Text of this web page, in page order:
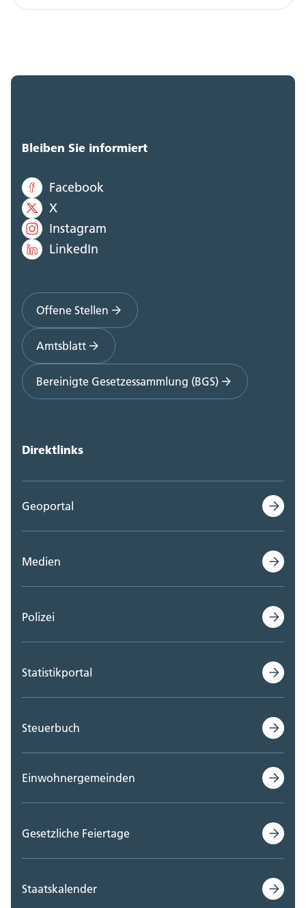
Bleiben Sie informiert
Facebook
X
Instagram
LinkedIn
Offene Stellen
Amtsblatt
Bereinigte Gesetzessammlung (BGS)
Direktlinks
Geoportal
Medien
Polizei
Statistikportal
Steuerbuch
Einwohnergemeinden
Gesetzliche Feiertage
Staatskalender